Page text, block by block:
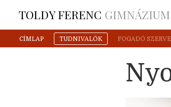
TOLDY FERENC GIMNÁZIUM
CÍMLAP TUDNIVALÓK FOGADÓ